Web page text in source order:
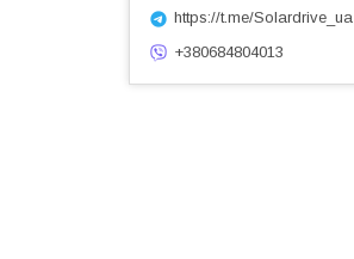
https://t.me/Solardrive_ua
+380684804013